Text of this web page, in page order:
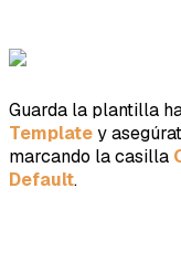
Guarda la plantilla
Templatey
marcando la casilla
Default.